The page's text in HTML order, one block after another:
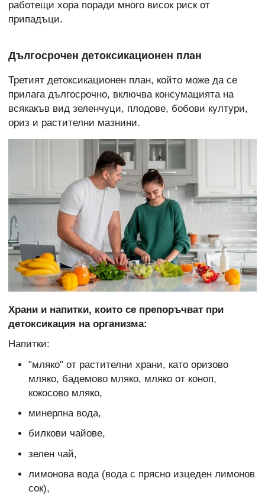
работещи хора поради много висок риск от
припадъци.
Дългосрочен детоксикационен план
Третият детоксикационен план, който може да се
прилага дългосрочно, включва консумацията на
всякакъв вид зеленчуци, плодове, бобови култури,
ориз и растителни мазнини.
Храни и напитки, които се препоръчват при
детоксикация на организма:
Напитки:
"мляко" от растителни храни, като оризово
мляко, бадемово мляко, мляко от коноп,
кокосово мляко,
минерлна вода,
билкови чайове,
зелен чай,
лимонова вода (вода с прясно изцеден лимонов
сок),